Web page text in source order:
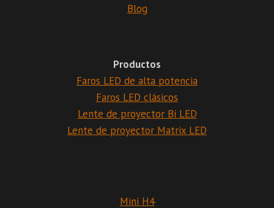
Blog
Productos
Faros LED de alta potencia
Faros LED clásicos
Lente de proyector Bi LED
Lente de proyector Matrix LED
Mini H4